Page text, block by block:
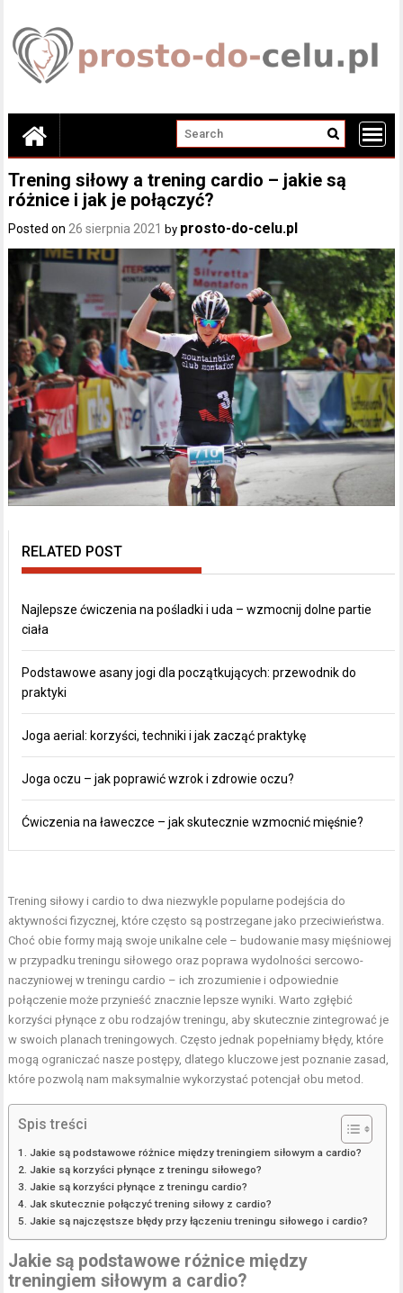
content
Trening siłowy a trening cardio – jakie są
różnice i jak je połączyć?
Posted on26 sierpnia 2021 by prosto-do-celu.pl
RELATED POST
Najlepsze ćwiczenia na pośladki i uda – wzmocnij dolne partie
ciała
Podstawowe asany jogi dla początkujących: przewodnik do
praktyki
Joga aerial: korzyści, techniki i jak zacząć praktykę
Joga oczu – jak poprawić wzrok i zdrowie oczu?
Ćwiczenia na ławeczce – jak skutecznie wzmocnić mięśnie?
Trening siłowy i cardio to dwa niezwykle popularne podejścia do
aktywności fizycznej, które często są postrzegane jako przeciwieństwa.
Choć obie formy mają swoje unikalne cele – budowanie masy mięśniowej
w przypadku treningu siłowego oraz poprawa wydolności sercowo-
naczyniowej w treningu cardio – ich zrozumienie i odpowiednie
połączenie może przynieść znacznie lepsze wyniki. Warto zgłębić
korzyści płynące z obu rodzajów treningu, aby skutecznie zintegrować je
w swoich planach treningowych. Często jednak popełniamy błędy, które
mogą ograniczać nasze postępy, dlatego kluczowe jest poznanie zasad,
które pozwolą nam maksymalnie wykorzystać potencjał obu metod.
Spis treści
Jakie są podstawowe różnice między treningiem siłowym a cardio?
Jakie są korzyści płynące z treningu siłowego?
Jakie są korzyści płynące z treningu cardio?
Jak skutecznie połączyć trening siłowy z cardio?
Jakie są najczęstsze błędy przy łączeniu treningu siłowego i cardio?
Jakie są podstawowe różnice między
treningiem siłowym a cardio?